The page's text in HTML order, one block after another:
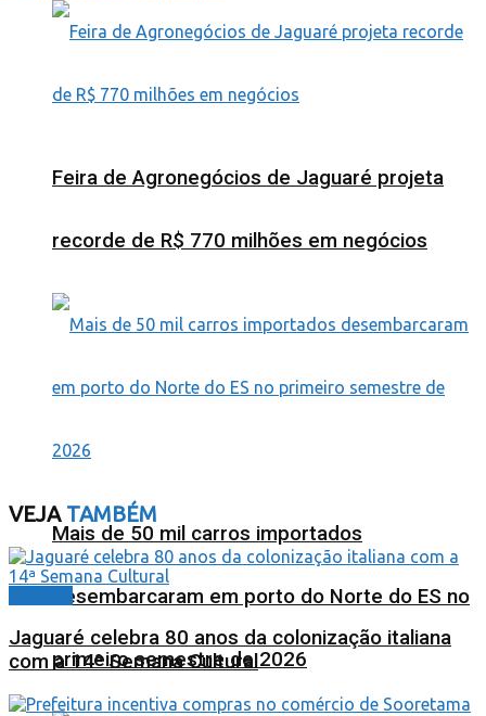
Feira de Agronegócios de Jaguaré projeta
recorde de R$ 770 milhões em negócios
Mais de 50 mil carros importados
desembarcaram em porto do Norte do ES no
primeiro semestre de 2026
VEJATAMBÉM
Jaguaré celebra 80 anos da colonização italiana
com a 14ª Semana Cultural